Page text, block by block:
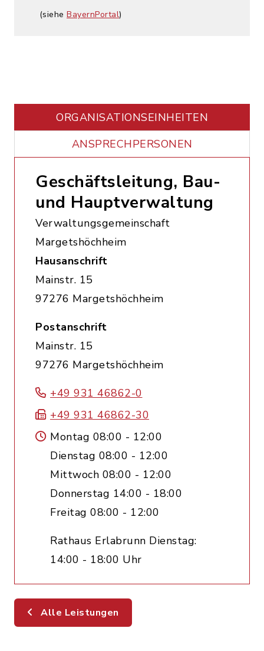
(siehe BayernPortal)
ORGANISATIONS­EINHEITEN
ANSPRECHPERSONEN
Geschäftsleitung, Bau-
und Hauptverwaltung
Verwaltungsgemeinschaft
Margetshöchheim
Hausanschrift
Mainstr. 15
97276 Margetshöchheim
Postanschrift
Mainstr. 15
97276 Margetshöchheim
+49 931 46862-0
+49 931 46862-30
Montag 08:00 - 12:00
Dienstag 08:00 - 12:00
Mittwoch 08:00 - 12:00
Donnerstag 14:00 - 18:00
Freitag 08:00 - 12:00
Rathaus Erlabrunn Dienstag:
14:00 - 18:00 Uhr
Alle Leistungen